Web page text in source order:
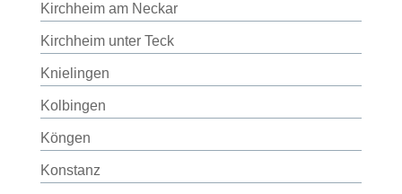
Kirchheim am Neckar
Kirchheim unter Teck
Knielingen
Kolbingen
Köngen
Konstanz